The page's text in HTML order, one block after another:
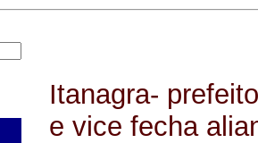
Itanagra-
e vice fecha